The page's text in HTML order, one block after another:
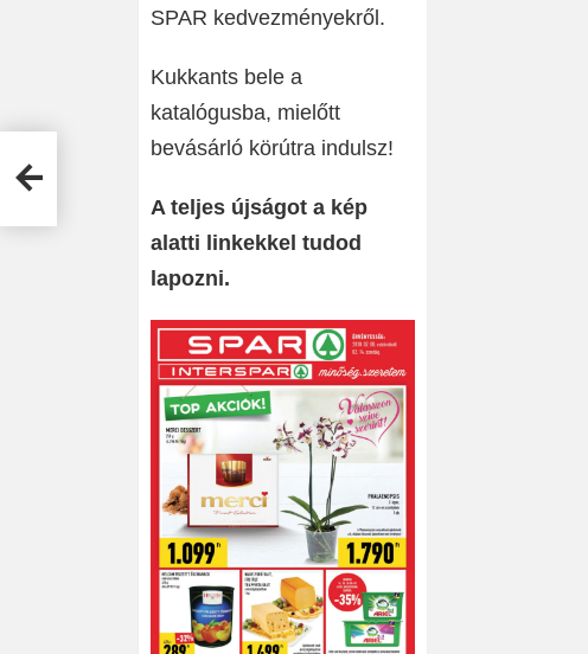
SPAR kedvezményekről.
Kukkants bele a
katalógusba, mielőtt
bevásárló körútra indulsz!
A teljes újságot a kép
alatti linkekkel tudod
lapozni.